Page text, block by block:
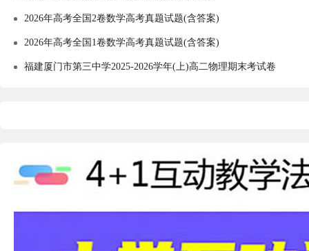
2026年高考全国2卷数学高考真题试题(含答案)
2026年高考全国1卷数学高考真题试题(含答案)
福建厦门市第三中学2025-2026学年(上)高二物理期末考试卷